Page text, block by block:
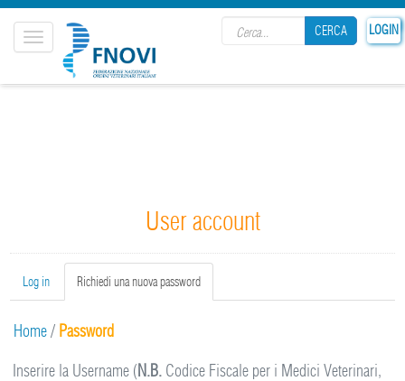
LOGIN
CERCA
Toggle
navigation
User account
Primary tabs
Log in Richiedi una nuova password
tab)
Home/ Password
Inserire la Username (N.B. Codice Fiscale per i Medici Veterinari,